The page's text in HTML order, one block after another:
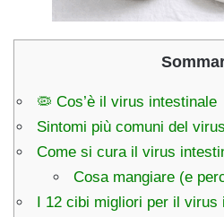
🦠 Cos’è il virus intestinale
Sintomi più comuni del
Come si cura il virus
Cosa mangiare (e
I 12 cibi migliori per il virus